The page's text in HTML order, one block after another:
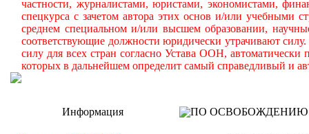
частности, журналистами, юристами, экономистами,
спецкурса с зачетом автора этих основ и/или учебными
среднем специальном и/или высшем образовании,
соответствующие должности юридически утрачивают
силу для всех стран согласно Устава ООН,
которых в дальнейшем определит самый справедливый и
Информация ПО ОСВОБОЖДЕНИЮ